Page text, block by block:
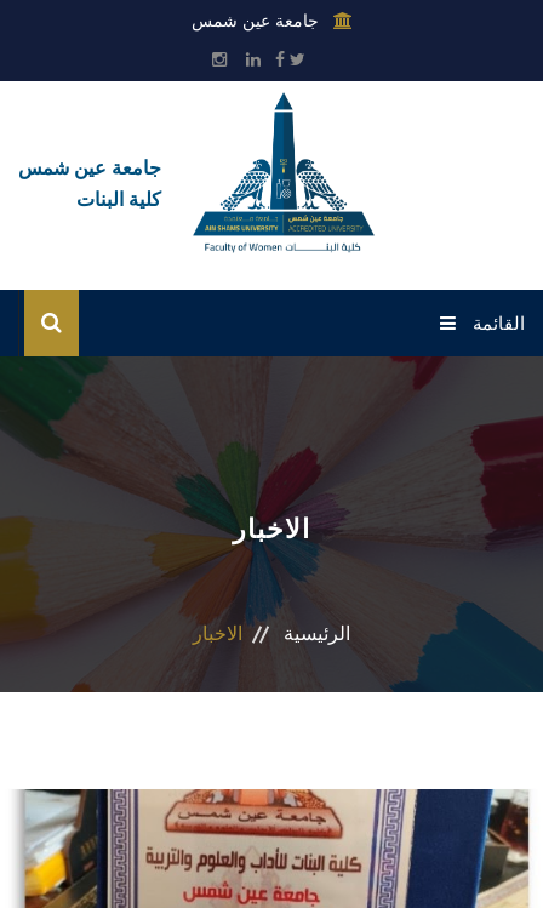
جامعة عين شمس
جامعة عين شمس
كلية البنات
القائمة
عن الكلية
القطاعات
تواصل معنا
إقتصاد منزلي
الاخبار
الرئيسية الاخبار